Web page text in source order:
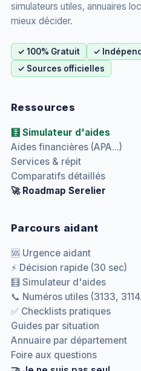
simulateurs utiles, annuaires
mieux décider.
✓ 100% Gratuit
✓
✓ Sources officielles
Ressources
🧮 Simulateur d'aides
Aides financières (APA...)
Services & répit
Comparatifs détaillés
🚀 Roadmap Serelier
Parcours aidant
🆘 Urgence aidant
⚡ Décision rapide (30 sec)
🧮 Simulateur d'aides
📞 Numéros utiles (3133,
✅ Checklists pratiques
Guides par situation
Annuaire par département
Foire aux questions